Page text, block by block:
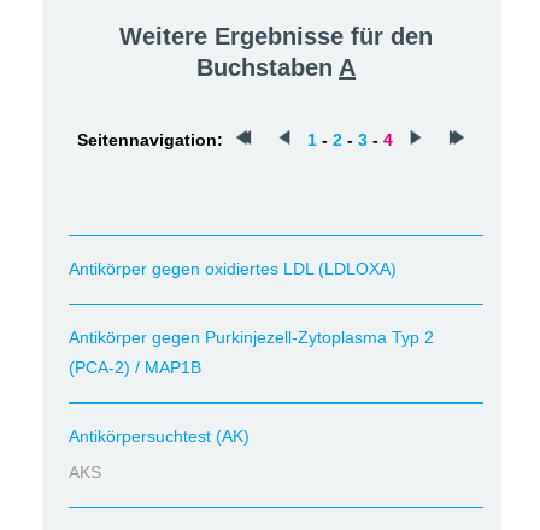
Weitere Ergebnisse für den
Buchstaben A
Seitennavigation: 1 - 2 - 3 - 4
Antikörper gegen oxidiertes LDL (LDLOXA)
Antikörper gegen Purkinjezell-Zytoplasma Typ 2
(PCA-2) / MAP1B
Antikörpersuchtest (AK)
AKS